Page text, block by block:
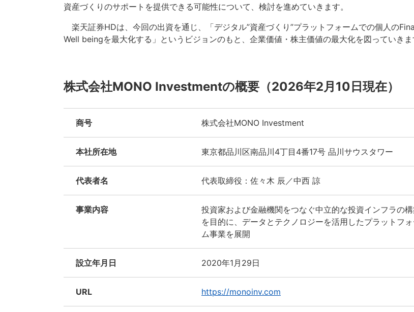
資産づくりのサポートを提供できる可能性について、検討を進めていきます。
楽天証券HDは、今回の出資を通じ、「デジタル”資産づくり”プラットフォームでの個人の
Well beingを最大化する」というビジョンのもと、企業価値・株主価値の最大化を図っていきま
株式会社MONO Investmentの概要（2026年2月10日現在）
商号 株式会社MONO Investment
本社所在地 東京都品川区南品川4丁目4番17号 品川サウスタワー
代表者名 代表取締役：佐々木 辰／中西 諒
事業内容
投資家および金融機関をつなぐ中立的な投資インフラの
を目的に、データとテクノロジーを活用したプラットフ
ム事業を展開
設立年月日 2020年1月29日
URL https://monoinv.com